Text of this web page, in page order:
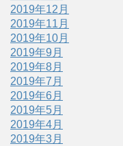
2019年12月
2019年11月
2019年10月
2019年9月
2019年8月
2019年7月
2019年6月
2019年5月
2019年4月
2019年3月